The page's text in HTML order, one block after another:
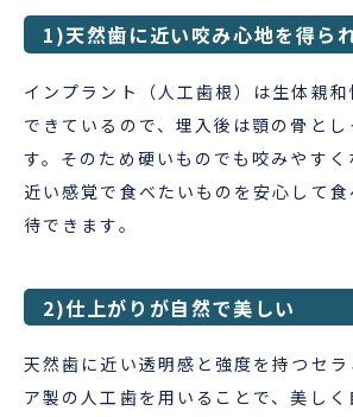
1)天然歯に近い咬み心地を得ら
インプラント（人工歯根）は生体親
できているので、埋入後は顎の骨とし
す。そのため硬いものでも咬みやすく
近い感覚で食べたいものを安心して
待できます。
2)仕上がりが自然で美しい
天然歯に近い透明感と強度を持つセ
ア製の人工歯を用いることで、美し